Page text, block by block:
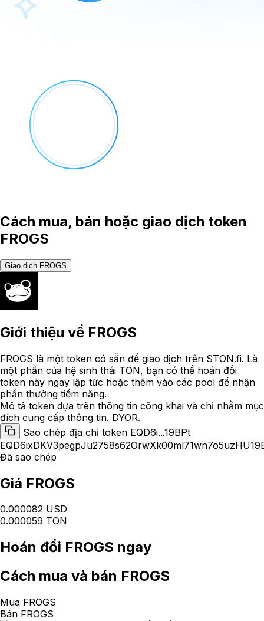
Cách mua, bán hoặc giao dịch token
FROGS
Giao dịch FROGS
Giới thiệu về FROGS
FROGS là một token có sẵn để giao dịch trên STON.fi. Là
một phần của hệ sinh thái TON, bạn có thể hoán đổi
token này ngay lập tức hoặc thêm vào các pool để nhận
phần thưởng tiềm năng.
Mô tả token dựa trên thông tin công khai và chỉ nhằm mục
đích cung cấp thông tin. DYOR.
Sao chép địa chỉ token EQD6i...19BPt
Đã sao chép
Giá FROGS
0.000082 USD
0.000059 TON
Hoán đổi FROGS ngay
Cách mua và bán FROGS
Mua FROGS
Bán FROGS